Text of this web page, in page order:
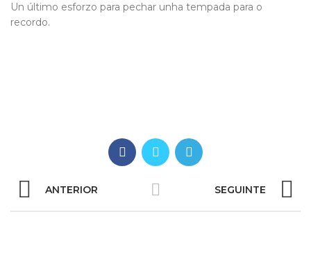
Un último esforzo para pechar unha tempada para o
recordo.
ANTERIOR SEGUINTE